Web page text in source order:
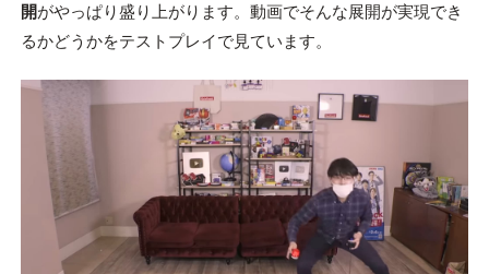
開がやっぱり盛り上がります。動画でそんな展開が実現でき
るかどうかをテストプレイで見ています。